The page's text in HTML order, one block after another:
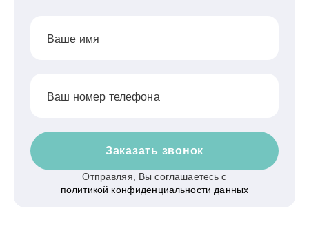
Ваше имя
Ваш номер телефона
Заказать звонок
Отправляя, Вы соглашаетесь с
политикой конфиденциальности данных